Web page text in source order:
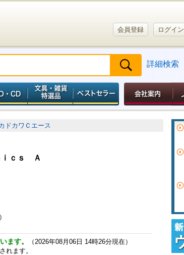
会員登録 ログイン
詳細検索
ドカワＣエース
ｉｃｓ Ａ
ます。
（2026年08月06日 14時26分現在）
れます。